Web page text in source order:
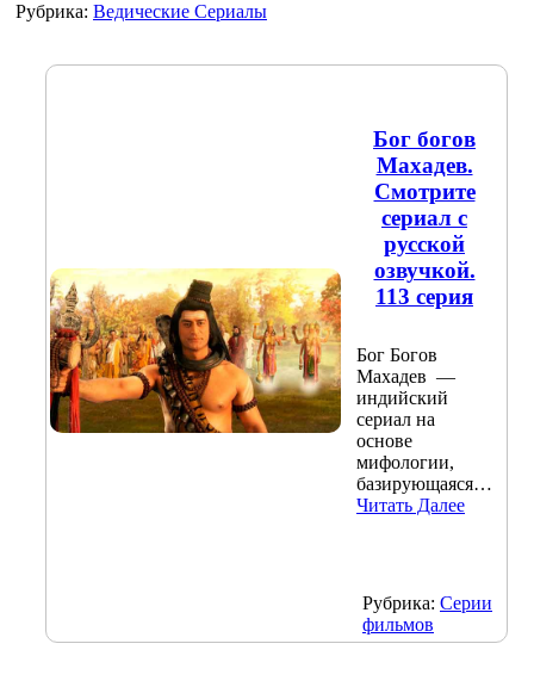
Рубрика: Ведические Сериалы
Бог богов
Махадев.
Смотрите
сериал с
русской
озвучкой.
113 серия
Бог Богов
Махадев —
индийский
сериал на
основе
мифологии,
базирующаяся…
Читать Далее
Рубрика: Серии
фильмов